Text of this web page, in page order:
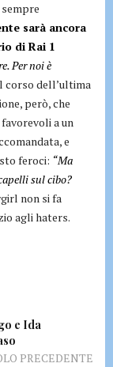
sarà ancora
di Rai 1
Per noi è
corso dell’ultima
però, che
a un
e
feroci: “Ma
sul cibo?
non si fa
agli haters.
e Ida
PRECEDENTE